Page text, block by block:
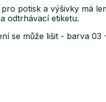
potisk a výšivky má
odtrhávací etiketu.
se může lišit - barva